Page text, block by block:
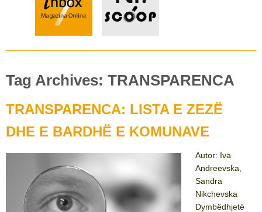
Tag Archives: TRANSPARENCA
TRANSPARENCA: LISTA E ZEZË
DHE E BARDHË E KOMUNAVE
Autor: Iva
Andreevska,
Sandra
Nikchevska
Dymbëdhjetë